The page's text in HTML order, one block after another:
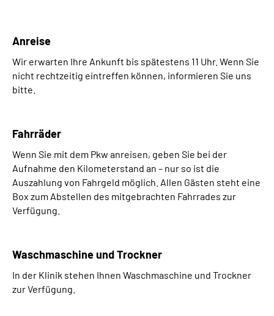
Anreise
Wir erwarten Ihre Ankunft bis spätestens 11 Uhr. Wenn Sie
nicht rechtzeitig eintreffen können, informieren Sie uns
bitte.
Fahrräder
Wenn Sie mit dem Pkw anreisen, geben Sie bei der
Aufnahme den Kilometerstand an – nur so ist die
Auszahlung von Fahrgeld möglich. Allen Gästen steht eine
Box zum Abstellen des mitgebrachten Fahrrades zur
Verfügung.
Waschmaschine und Trockner
In der Klinik stehen Ihnen Waschmaschine und Trockner
zur Verfügung.